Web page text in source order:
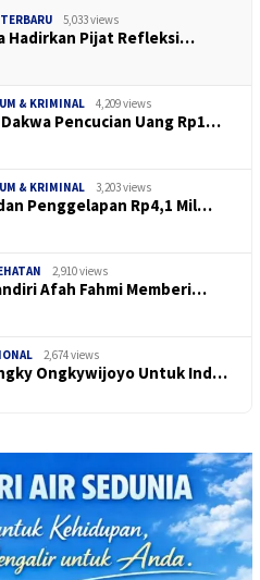
5,033 views
Hadirkan Pijat Refleksi…
& KRIMINAL 4,209 views
Pencucian Uang Rp1…
& KRIMINAL 3,203 views
Penggelapan Rp4,1 Mil…
2,910 views
Afah Fahmi Memberi…
2,674 views
Ongkywijoyo Untuk Ind…